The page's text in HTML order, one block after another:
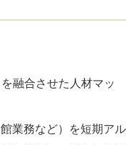
融合させた人材マッ
業務など）を短期アル